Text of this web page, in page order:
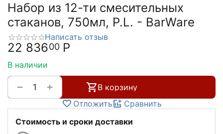
Набор из 12-ти смесительных
стаканов, 750мл, P.L. - BarWare
Написать отзыв
22 83600 Р
В наличии
+
−
В корзину
Отложить
Сравнить
Стоимость и сроки доставки